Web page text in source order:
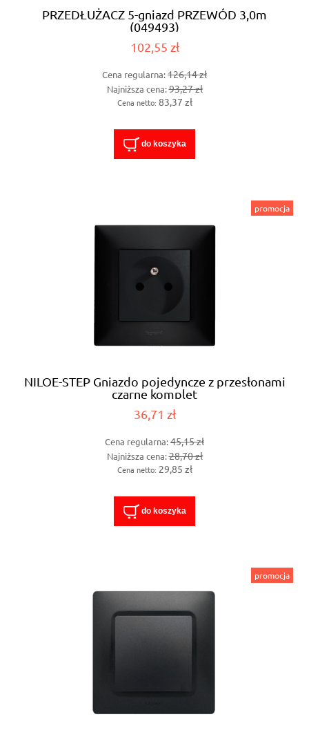
PRZEDŁUŻACZ 5-gniazd PRZEWÓD 3,0m
(049493)
102,55 zł
Cena regularna:126,14 zł
Najniższa cena:93,27 zł
Cena netto: 83,37 zł
do koszyka
NILOE-STEP Gniazdo pojedyncze z przesłonami
czarne komplet
36,71 zł
Cena regularna:45,15 zł
Najniższa cena:28,70 zł
Cena netto: 29,85 zł
do koszyka
promocja
promocja